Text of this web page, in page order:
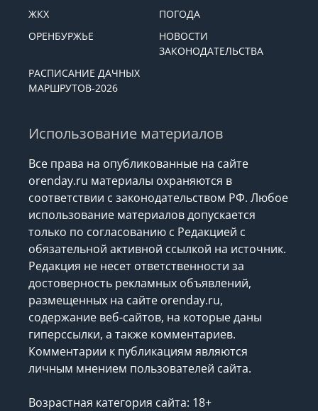
ЖКХ
ПОГОДА
ОРЕНБУРЖЬЕ
НОВОСТИ
ЗАКОНОДАТЕЛЬСТВА
РАСПИСАНИЕ ДАЧНЫХ
МАРШРУТОВ-2026
Использование материалов
Все права на опубликованные на сайте
orenday.ru материалы охраняются в
соответствии с законодательством РФ. Любое
использование материалов допускается
только по согласованию с Редакцией с
обязательной активной ссылкой на источник.
Редакция не несет ответственности за
достоверность рекламных объявлений,
размещенных на сайте orenday.ru,
содержание веб-сайтов, на которые даны
гиперссылки, а также комментариев.
Комментарии к публикациям являются
личным мнением пользователей сайта.
Возрастная категория сайта: 18+